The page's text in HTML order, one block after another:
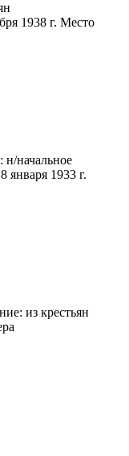
1938 г. Место
н/начальное
января 1933 г.
из крестьян